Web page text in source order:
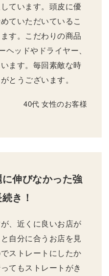
ています。頭皮に優
ていただいているこ
す。こだわりの商品
ッドやドライヤー、
ます。毎回素敵な時
とうございます。
40代 女性のお客様
伸びなかった強
き！
、近くに良いお店が
自分に合うお店を見
ストレートにしたか
てもストレートがき